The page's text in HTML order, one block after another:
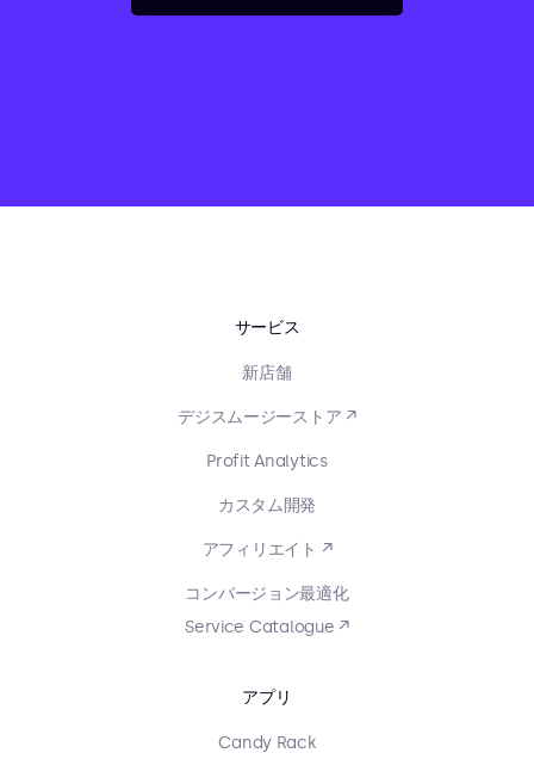
サービス
新店舗
デジスムージーストア ↗
Profit Analytics
カスタム開発
アフィリエイト ↗
コンバージョン最適化
Service Catalogue ↗
アプリ
Candy Rack